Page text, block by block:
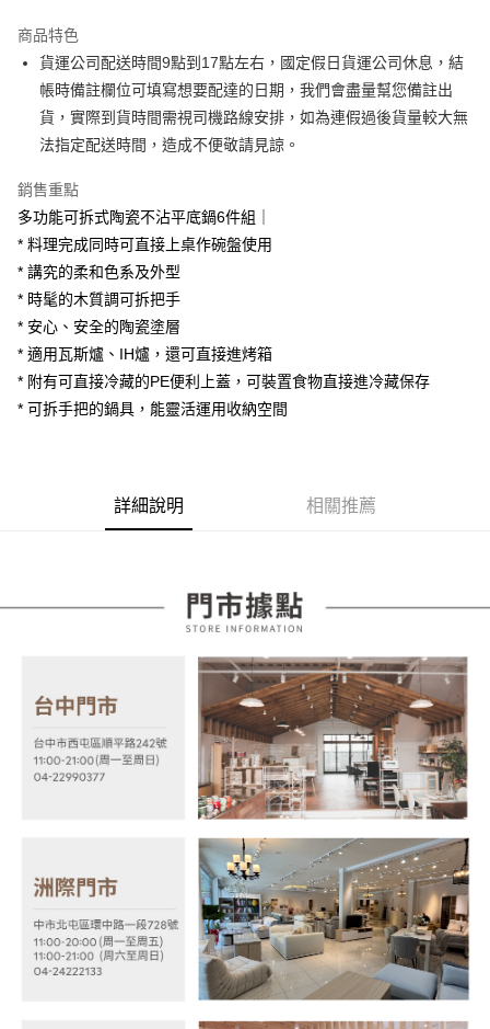
合作金庫商業銀行
華南商業銀行
彰化商業銀行
上海商業儲蓄銀行
台北富邦商業銀行
國泰世華商業銀行
兆豐國際商業銀行
臺灣中小企業銀行
台中商業銀行
聯邦商業銀行
元大商業銀行
台新國際商業銀行
中國信託商業銀行
台灣樂天信用卡公司
6 期 0 利率 每期
華南商業銀行
彰化商業銀行
上海商業儲蓄銀行
台北富邦商業銀行
國泰世華商業銀行
兆豐國際商業銀行
匯豐（台灣）商業銀行
聯邦商業銀行
元大商業銀行
永豐商業銀行
玉山商業銀行
台灣樂天信用卡公司
LINE Pay
Apple Pay
悠遊付
Google Pay
【大哥付你分期使用說明】
1.本服務由台灣大哥大提供，台灣大哥大用戶可立即使用無須另外申請。
2.付款方式選擇「大哥付你分期」，訂單成立後會自動跳轉到大哥付的交易
流程，驗證手機門號後，選擇欲分期的期數、繳款截止日，確認付款後即完
成交易。
法說明評估內容。
【繳款方式說明】
帳／街口支付／iPASS MONEY」等通路繳費。
1.本服務係由「台灣大哥大股份有限公司」（以下簡稱本公司）所提供，讓
用戶於交易時，得透過本服務購買商品或服務，並由商店將買賣／分期付款
買賣價金債權讓與本公司後，依約使用本公司帳單繳交帳款。
2.基於同意付款使用「大哥付你分期」之契約關係目的，商店將以您的個人
資料（包含姓名、電話或地址）提供予台灣大哥大進項蒐集、處理及利用，
由本公司與您本人進行分期帳單所需資料之確認、核對及更正。
3.完整用戶服務條款，請詳閱以下連結：https://oppay.tw/userRule
AFTEE先享後付
相關說明
【關於「AFTEE先享後付」】
３．安心：先確認商品／服務後，再付款。
２．訂單成立數日內，您將收到繳費通知簡訊。
３．收到繳費通知簡訊後14天內，點擊此簡訊中的連結，可透過四大超商／
※ 請注意：結帳手續完成當下不需立刻繳費，但若您需要取消訂單，請聯絡
購買商品的店家。未經商家同意取消之訂單仍視為有效，需透過AFTEE先享
後付繳納相關費用。
※ 交易是否成功請以「AFTEE先享後付 」之結帳頁面顯示為準，若有關於
是否繳費成功／繳費後需取消欲退款等相關疑問，請聯繫「AFTEE先享後付
客戶支援中心」https://netprotections.freshdesk.com/support/home
１．透過由恩沛科技股份有限公司提供之「AFTEE先享後付」服務完成之交
易，需依本服務之必要範圍內提供個人資料，並將交易相關給付款項請求債
權轉讓予恩沛科技股份有限公司。
２．關於個人資料處理事宜，請瀏覽以下網址：
https://aftee.tw/terms/#terms3
３．未成年的使用者請事先徵得法定代理人或監護人之同意方可使用
「AFTEE先享後付」，若未經同意申辦者引起之損失，本公司不負相關責
任。
４．使用「AFTEE先享後付」時，將依據個別帳號之用戶狀況，依本公司即
時審查核予不同之上限額度；若仍有額度不足之情形，本公司將視審查結果
商品特色
貨運公司配送時間9點到17點左右，國定假日貨運公司休息，結
帳時備註欄位可填寫想要配達的日期，我們會盡量幫您備註出
貨，實際到貨時間需視司機路線安排，如為連假過後貨量較大無
法指定配送時間，造成不便敬請見諒。
銷售重點
多功能可拆式陶瓷不沾平底鍋6件組｜
* 料理完成同時可直接上桌作碗盤使用
* 講究的柔和色系及外型
* 時髦的木質調可拆把手
* 安心、安全的陶瓷塗層
* 適用瓦斯爐、IH爐，還可直接進烤箱
* 附有可直接冷藏的PE便利上蓋，可裝置食物直接進冷藏保存
* 可拆手把的鍋具，能靈活運用收納空間
詳細說明 相關推薦